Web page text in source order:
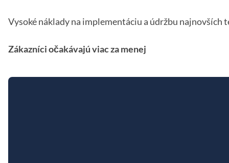
Vysoké náklady na implementáciu a údržbu
Zákazníci očakávajú viac za menej